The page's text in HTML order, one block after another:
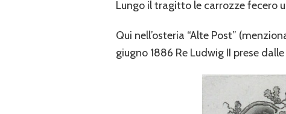
Lungo il tragitto le carrozze fecero
Qui nell’osteria “Alte Post”
giugno 1886 Re Ludwig II prese